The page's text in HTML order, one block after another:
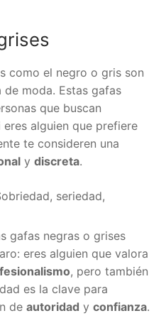
como el negro o gris son
de moda. Estas gafas
que buscan
eres alguien que prefiere
te consideren una
y discreta.
seriedad,
gafas negras o grises
eres alguien que valora
, pero también
es la clave para
de autoridad y confianza.